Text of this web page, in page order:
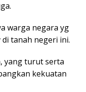
warga negara yg
tanah negeri ini.
yang turut serta
kekuatan